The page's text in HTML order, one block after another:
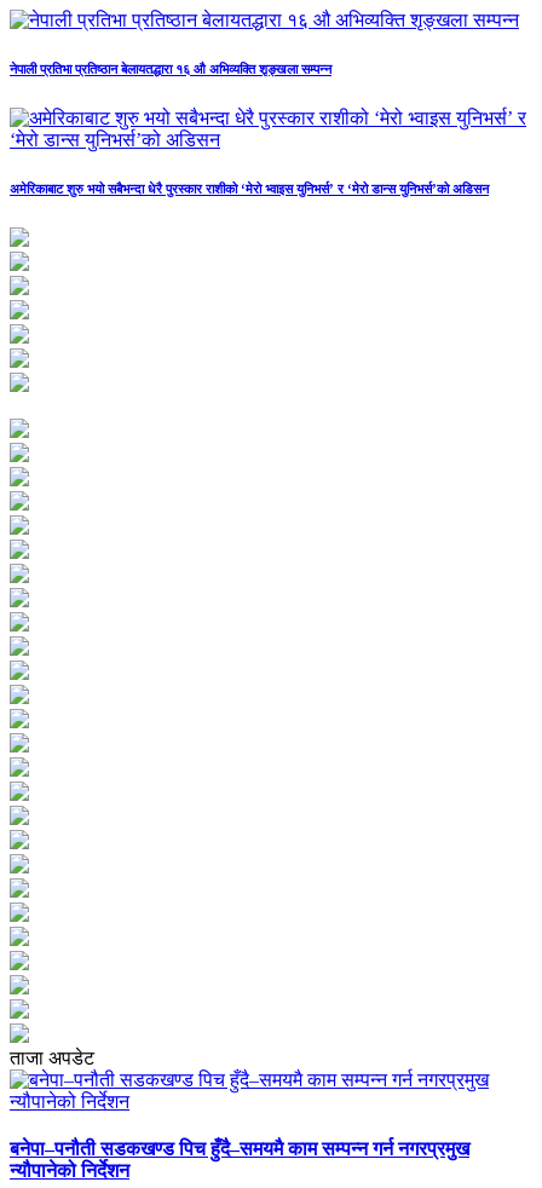
नेपाली प्रतिभा प्रतिष्ठान बेलायतद्धारा १६ औ अभिव्यक्ति शृङ्खला सम्पन्न
अमेरिकाबाट शुरु भयो सबैभन्दा धेरै पुरस्कार राशीको ‘मेरो भ्वाइस युनिभर्स’ र ‘मेरो डान्स युनिभर्स’को अडिसन
ताजा अपडेट
बनेपा–पनौती सडकखण्ड पिच हुँदै–समयमै काम सम्पन्न गर्न नगरप्रमुख
न्यौपानेको निर्देशन